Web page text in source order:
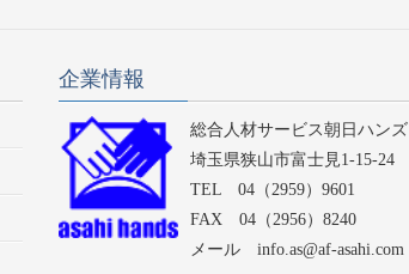
企業情報
総合人材サービス朝日ハンズ
埼玉県狭山市富士見1-15-24
TEL 04（2959）9601
FAX 04（2956）8240
メール info.as@af-asahi.com